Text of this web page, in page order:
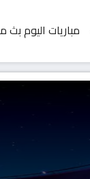
مباريات اليوم بث